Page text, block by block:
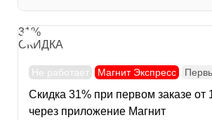
31%
СКИДКА
Не работает
Магнит Экспресс
Скидка 31% при первом заказе от
через приложение Магнит